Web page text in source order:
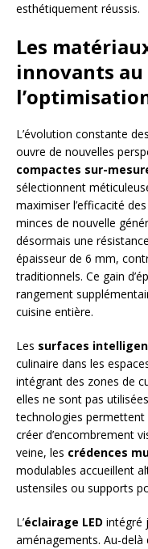
esthétiquement réussis.
Les
innovants au
L’évolution constante des
ouvre de nouvelles
compactes sur-
sélectionnent
maximiser l’efficacité
minces de nouvelle
désormais une
épaisseur de 6 mm,
traditionnels. Ce gain
rangement
cuisine entière.
Les surfaces
culinaire dans les
intégrant des zones de
elles ne sont pas
technologies
créer d’encombrement
veine, les crédences
modulables accueillent
ustensiles ou supports
L’éclairage LED intégré
aménagements. Au-